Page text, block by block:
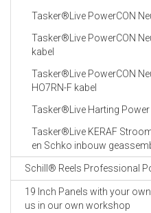
Tasker®Live PowerCON
Tasker®Live PowerCON
kabel
Tasker®Live PowerCON
HO7RN-F kabel
Tasker®Live Harting Power
Tasker®Live KERAF
en Schko inbouw
Schill® Reels Professional
19 Inch Panels with your
us in our own workshop